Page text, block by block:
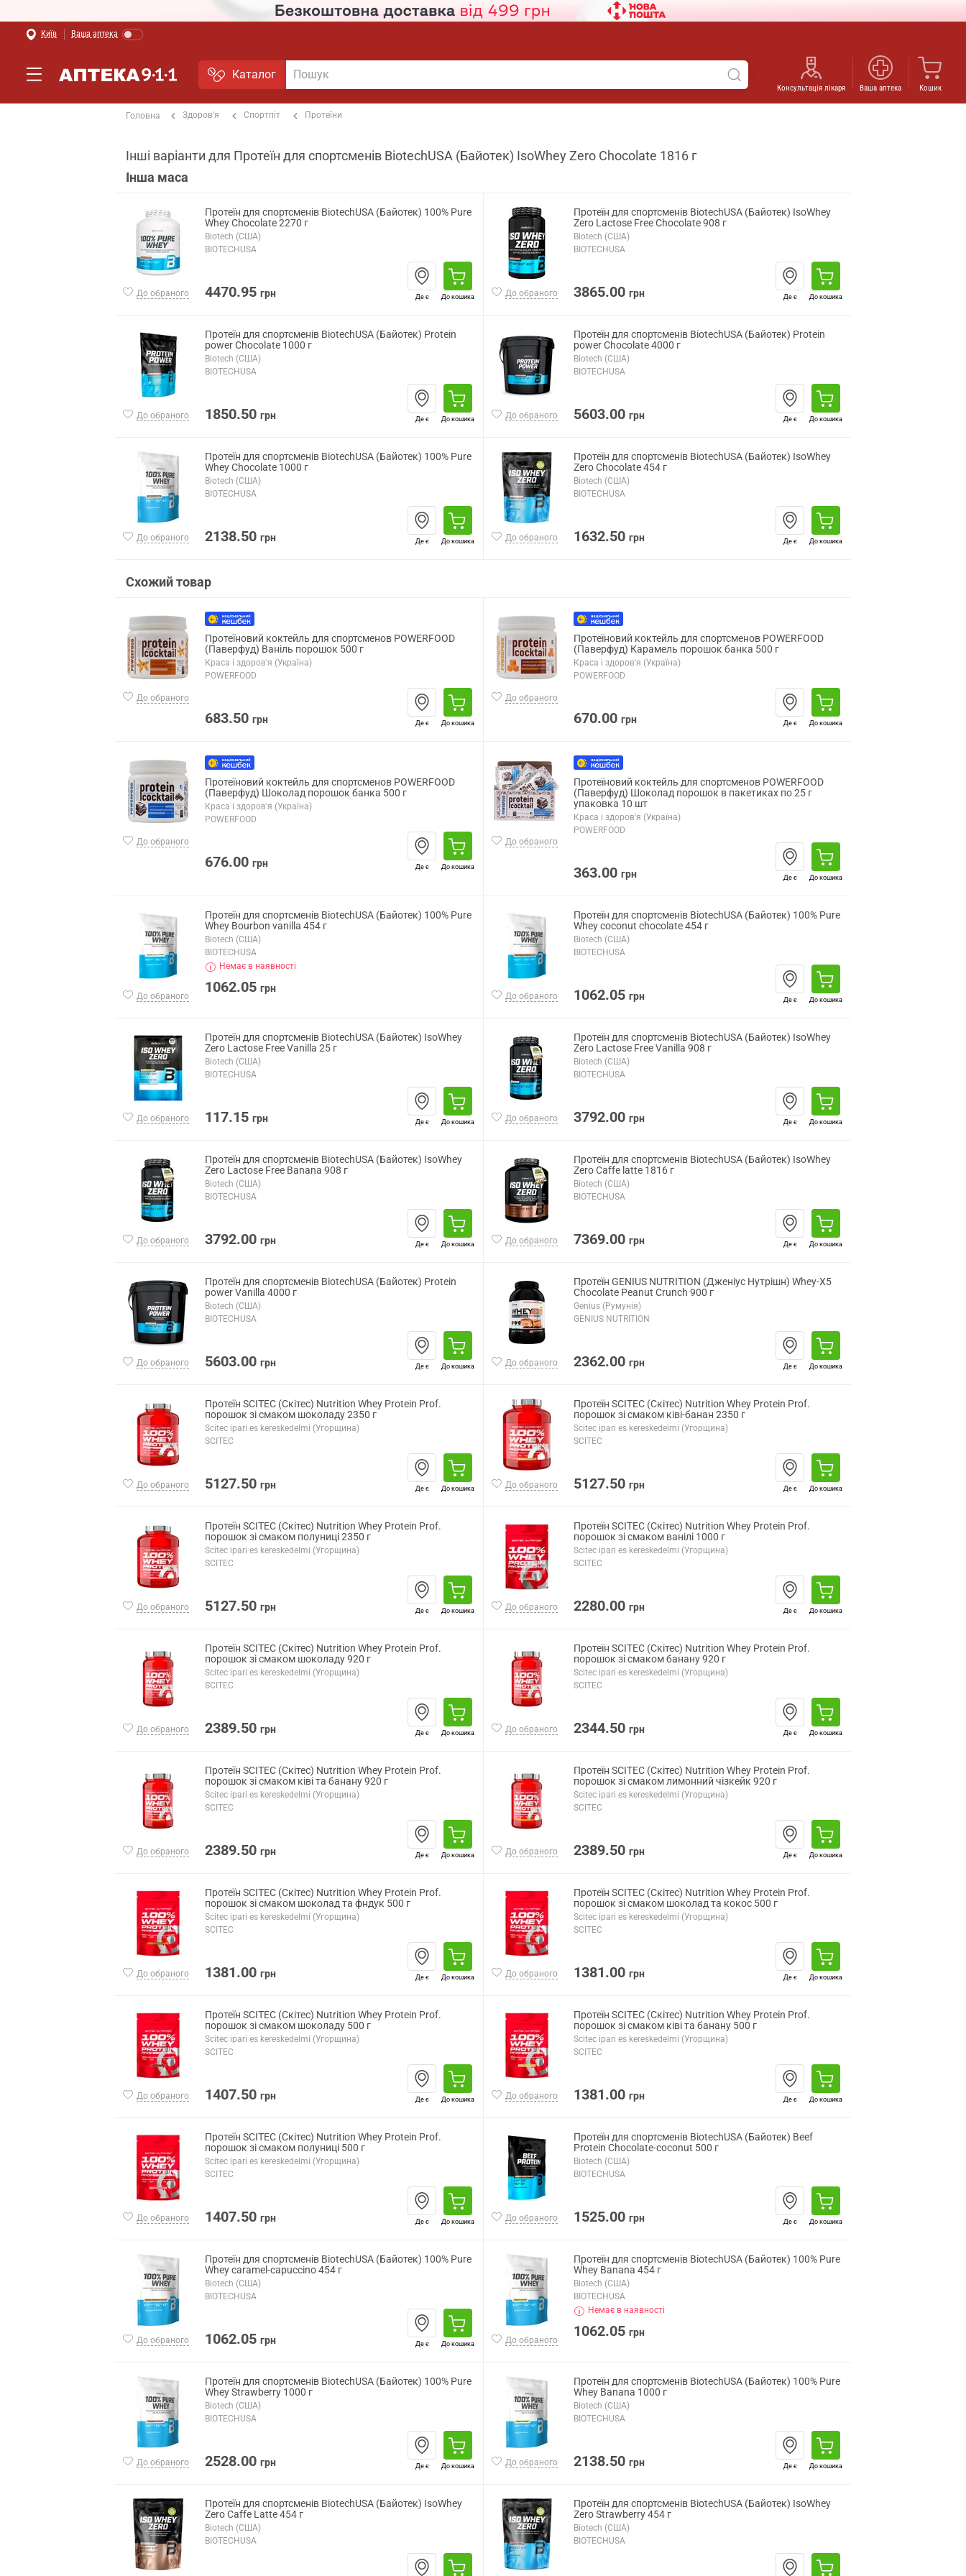
Київ Ваша аптека
Каталог
Консультація лікаря Ваша аптека Кошик
Головна Здоров'я Спортпіт Протеїни
Інші варіанти для Протеїн для спортсменів BiotechUSA (Байотек) IsoWhey Zero Chocolate 1816 г
Інша маса
До обраного
Протеїн для спортсменів BiotechUSA (Байотек) 100% Pure
Whey Chocolate 2270 г
Biotech (США)
BIOTECHUSA
4470.95 грн Де є До кошика До обраного
Протеїн для спортсменів BiotechUSA (Байотек) IsoWhey
Zero Lactose Free Chocolate 908 г
Biotech (США)
BIOTECHUSA
3865.00 грн Де є До кошика
До обраного
Протеїн для спортсменів BiotechUSA (Байотек) Protein
power Chocolate 1000 г
Biotech (США)
BIOTECHUSA
1850.50 грн Де є До кошика До обраного
Протеїн для спортсменів BiotechUSA (Байотек) Protein
power Chocolate 4000 г
Biotech (США)
BIOTECHUSA
5603.00 грн Де є До кошика
До обраного
Протеїн для спортсменів BiotechUSA (Байотек) 100% Pure
Whey Chocolate 1000 г
Biotech (США)
BIOTECHUSA
2138.50 грн Де є До кошика До обраного
Протеїн для спортсменів BiotechUSA (Байотек) IsoWhey
Zero Chocolate 454 г
Biotech (США)
BIOTECHUSA
1632.50 грн Де є До кошика
Схожий товар
До обраного
Протеїновий коктейль для спортсменов POWERFOOD
(Паверфуд) Ваніль порошок 500 г
Краса і здоров'я (Україна)
POWERFOOD
683.50 грн Де є До кошика
До обраного
Протеїновий коктейль для спортсменов POWERFOOD
(Паверфуд) Карамель порошок банка 500 г
Краса і здоров'я (Україна)
POWERFOOD
670.00 грн Де є До кошика
До обраного
Протеїновий коктейль для спортсменов POWERFOOD
(Паверфуд) Шоколад порошок банка 500 г
Краса і здоров'я (Україна)
POWERFOOD
676.00 грн Де є До кошика
До обраного
Протеїновий коктейль для спортсменов POWERFOOD
(Паверфуд) Шоколад порошок в пакетиках по 25 г
упаковка 10 шт
Краса і здоров'я (Україна)
POWERFOOD
363.00 грн Де є До кошика
До обраного
Протеїн для спортсменів BiotechUSA (Байотек) 100% Pure
Whey Bourbon vanilla 454 г
Biotech (США)
BIOTECHUSA
Немає в наявності
1062.05 грн
До обраного
Протеїн для спортсменів BiotechUSA (Байотек) 100% Pure
Whey coconut chocolate 454 г
Biotech (США)
BIOTECHUSA
1062.05 грн Де є До кошика
До обраного
Протеїн для спортсменів BiotechUSA (Байотек) IsoWhey
Zero Lactose Free Vanilla 25 г
Biotech (США)
BIOTECHUSA
117.15 грн Де є До кошика До обраного
Протеїн для спортсменів BiotechUSA (Байотек) IsoWhey
Zero Lactose Free Vanilla 908 г
Biotech (США)
BIOTECHUSA
3792.00 грн Де є До кошика
До обраного
Протеїн для спортсменів BiotechUSA (Байотек) IsoWhey
Zero Lactose Free Banana 908 г
Biotech (США)
BIOTECHUSA
3792.00 грн Де є До кошика До обраного
Протеїн для спортсменів BiotechUSA (Байотек) IsoWhey
Zero Caffe latte 1816 г
Biotech (США)
BIOTECHUSA
7369.00 грн Де є До кошика
До обраного
Протеїн для спортсменів BiotechUSA (Байотек) Protein
power Vanilla 4000 г
Biotech (США)
BIOTECHUSA
5603.00 грн Де є До кошика До обраного
Протеїн GENIUS NUTRITION (Дженіус Нутрішн) Whey-X5
Chocolate Peanut Crunch 900 г
Genius (Румунія)
GENIUS NUTRITION
2362.00 грн Де є До кошика
До обраного
Протеїн SCITEC (Скітес) Nutrition Whey Protein Prof.
порошок зі смаком шоколаду 2350 г
Scitec ipari es kereskedelmi (Угорщина)
SCITEC
5127.50 грн Де є До кошика До обраного
Протеїн SCITEC (Скітес) Nutrition Whey Protein Prof.
порошок зі смаком ківі-банан 2350 г
Scitec ipari es kereskedelmi (Угорщина)
SCITEC
5127.50 грн Де є До кошика
До обраного
Протеїн SCITEC (Скітес) Nutrition Whey Protein Prof.
порошок зі смаком полуниці 2350 г
Scitec ipari es kereskedelmi (Угорщина)
SCITEC
5127.50 грн Де є До кошика До обраного
Протеїн SCITEC (Скітес) Nutrition Whey Protein Prof.
порошок зі смаком ванілі 1000 г
Scitec ipari es kereskedelmi (Угорщина)
SCITEC
2280.00 грн Де є До кошика
До обраного
Протеїн SCITEC (Скітес) Nutrition Whey Protein Prof.
порошок зі смаком шоколаду 920 г
Scitec ipari es kereskedelmi (Угорщина)
SCITEC
2389.50 грн Де є До кошика До обраного
Протеїн SCITEC (Скітес) Nutrition Whey Protein Prof.
порошок зі смаком банану 920 г
Scitec ipari es kereskedelmi (Угорщина)
SCITEC
2344.50 грн Де є До кошика
До обраного
Протеїн SCITEC (Скітес) Nutrition Whey Protein Prof.
порошок зі смаком ківі та банану 920 г
Scitec ipari es kereskedelmi (Угорщина)
SCITEC
2389.50 грн Де є До кошика До обраного
Протеїн SCITEC (Скітес) Nutrition Whey Protein Prof.
порошок зі смаком лимонний чізкейк 920 г
Scitec ipari es kereskedelmi (Угорщина)
SCITEC
2389.50 грн Де є До кошика
До обраного
Протеїн SCITEC (Скітес) Nutrition Whey Protein Prof.
порошок зі смаком шоколад та фндук 500 г
Scitec ipari es kereskedelmi (Угорщина)
SCITEC
1381.00 грн Де є До кошика До обраного
Протеїн SCITEC (Скітес) Nutrition Whey Protein Prof.
порошок зі смаком шоколад та кокос 500 г
Scitec ipari es kereskedelmi (Угорщина)
SCITEC
1381.00 грн Де є До кошика
До обраного
Протеїн SCITEC (Скітес) Nutrition Whey Protein Prof.
порошок зі смаком шоколаду 500 г
Scitec ipari es kereskedelmi (Угорщина)
SCITEC
1407.50 грн Де є До кошика До обраного
Протеїн SCITEC (Скітес) Nutrition Whey Protein Prof.
порошок зі смаком ківі та банану 500 г
Scitec ipari es kereskedelmi (Угорщина)
SCITEC
1381.00 грн Де є До кошика
До обраного
Протеїн SCITEC (Скітес) Nutrition Whey Protein Prof.
порошок зі смаком полуниці 500 г
Scitec ipari es kereskedelmi (Угорщина)
SCITEC
1407.50 грн Де є До кошика До обраного
Протеїн для спортсменів BiotechUSA (Байотек) Beef
Protein Сhocolate-coconut 500 г
Biotech (США)
BIOTECHUSA
1525.00 грн Де є До кошика
До обраного
Протеїн для спортсменів BiotechUSA (Байотек) 100% Pure
Whey caramel-capuccino 454 г
Biotech (США)
BIOTECHUSA
1062.05 грн Де є До кошика До обраного
Протеїн для спортсменів BiotechUSA (Байотек) 100% Pure
Whey Banana 454 г
Biotech (США)
BIOTECHUSA
Немає в наявності
1062.05 грн
До обраного
Протеїн для спортсменів BiotechUSA (Байотек) 100% Pure
Whey Strawberry 1000 г
Biotech (США)
BIOTECHUSA
2528.00 грн Де є До кошика До обраного
Протеїн для спортсменів BiotechUSA (Байотек) 100% Pure
Whey Banana 1000 г
Biotech (США)
BIOTECHUSA
2138.50 грн Де є До кошика
Протеїн для спортсменів BiotechUSA (Байотек) IsoWhey
Zero Caffe Latte 454 г
Biotech (США)
BIOTECHUSA
Протеїн для спортсменів BiotechUSA (Байотек) IsoWhey
Zero Strawberry 454 г
Biotech (США)
BIOTECHUSA